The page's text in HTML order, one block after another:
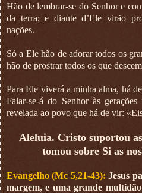
Hão de lembrar-se do Senhor e
da terra; e diante d’Ele virão
nações.
Só a Ele hão de adorar todos os
hão de prostrar todos os que
Para Ele viverá a minha alma, há
Falar-se-á do Senhor às
revelada ao povo que há de vir:
Aleluia. Cristo suportou
tomou sobre Si as
Evangelho (Mc 5,21-43):Jesus
margem, e uma grande